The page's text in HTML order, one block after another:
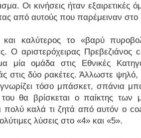
Οι κινήσεις ήταν
από αυτούς που παρέμειναν στο
και καλύτερος το «βαρύ
Ο αριστερόχειρας Πρεβεζιάνος
μία ομάδα στις Εθνικές
στις δύο ρακέτες. Άλλωστε
τόσο μπάσκετ, σπάνια
θα βρίσκεται ο παίκτης
πολύ καλά τι ζητά από αυτόν ο
λύσεις στο «4» και «5».